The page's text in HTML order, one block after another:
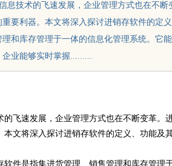
息技术的飞速发展，企业管理方式也在不
重要利器。本文将深入探讨进销存软件的定
理和库存管理于一体的信息化管理系统。它
企业能够实时掌握.........
的飞速发展，企业管理方式也在不断变革
本文将深入探讨进销存软件的定义、功能及
软件是指集进货管理、销售管理和库存管理
550FC30耐磨改性颗